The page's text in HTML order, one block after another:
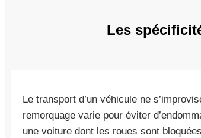
Les
Le transport d’un véhicule ne
remorquage varie pour éviter
une voiture dont les roues sont